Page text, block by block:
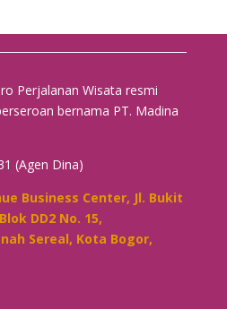
Perjalanan Wisata resmi
bernama PT. Madina
(Agen Dina)
Business Center, Jl. Bukit
DD2 No. 15,
Sereal, Kota Bogor,